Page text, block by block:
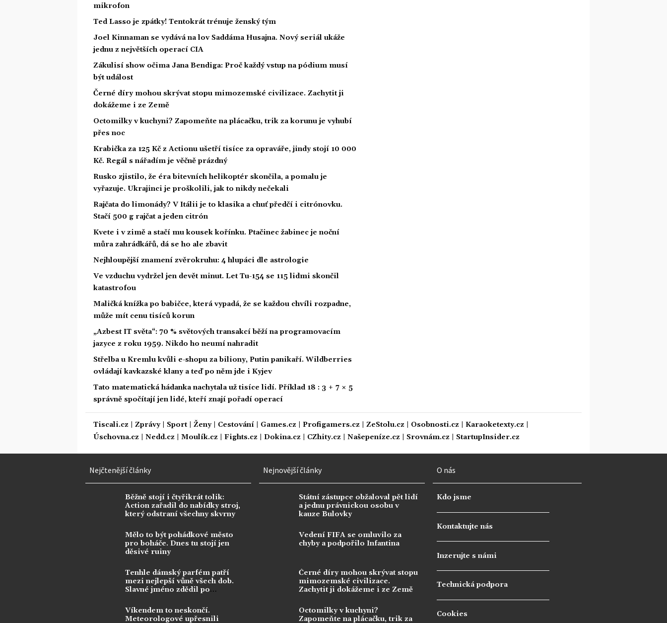
mikrofon
Ted Lasso je zpátky! Tentokrát trénuje ženský tým
Joel Kinnaman se vydává na lov Saddáma Husajna. Nový seriál ukáže
jednu z největších operací CIA
Zákulisí show očima Jana Bendiga: Proč každý vstup na pódium musí
být událost
Černé díry mohou skrývat stopu mimozemské civilizace. Zachytit ji
dokážeme i ze Země
Octomilky v kuchyni? Zapomeňte na plácačku, trik za korunu je vyhubí
přes noc
Krabička za 125 Kč z Actionu ušetří tisíce za opraváře, jindy stojí 10 000
Kč. Regál s nářadím je věčně prázdný
Rusko zjistilo, že éra bitevních helikoptér skončila, a pomalu je
vyřazuje. Ukrajinci je proškolili, jak to nikdy nečekali
Rajčata do limonády? V Itálii je to klasika a chuť předčí i citrónovku.
Stačí 500 g rajčat a jeden citrón
Kvete i v zimě a stačí mu kousek kořínku. Ptačinec žabinec je noční
můra zahrádkářů, dá se ho ale zbavit
Nejhloupější znamení zvěrokruhu: 4 hlupáci dle astrologie
Ve vzduchu vydržel jen devět minut. Let Tu-154 se 115 lidmi skončil
katastrofou
Maličká knížka po babičce, která vypadá, že se každou chvíli rozpadne,
může mít cenu tisíců korun
„Azbest IT světa“: 70 % světových transakcí běží na programovacím
jazyce z roku 1959. Nikdo ho neumí nahradit
Střelba u Kremlu kvůli e-shopu za biliony, Putin panikaří. Wildberries
ovládají kavkazské klany a teď po něm jde i Kyjev
Tato matematická hádanka nachytala už tisíce lidí. Příklad 18 : 3 + 7 × 5
správně spočítají jen lidé, kteří znají pořadí operací
Tiscali.cz Zprávy| Sport| Ženy| Cestování Games.cz Profigamers.cz ZeStolu.cz Osobnosti.cz Karaoketexty.cz
Úschovna.cz
Nedd.cz Moulík.cz Fights.cz Dokina.cz CZhity.cz Našepeníze.cz Srovnám.cz StartupInsider.cz
Nejčtenější články
Běžně stojí i čtyřikrát tolik:
Action zařadil do nabídky stroj,
který odstraní všechny skvrny
Mělo to být pohádkové město
pro boháče. Dnes tu stojí jen
děsivé ruiny
Tenhle dámský parfém patří
mezi nejlepší vůně všech dob.
Slavné jméno zdědil po
Víkendem to neskončí.
Meteorologové upřesnili
Nejnovější články
Státní zástupce obžaloval pět lidí
a jednu právnickou osobu v
kauze Bulovky
Vedení FIFA se omluvilo za
chyby a podpořilo Infantina
Černé díry mohou skrývat stopu
mimozemské civilizace.
Zachytit ji dokážeme i ze Země
Octomilky v kuchyni?
Zapomeňte na plácačku, trik za
O nás
Kdo jsme
Kontaktujte nás
Inzerujte s námi
Technická podpora
Cookies